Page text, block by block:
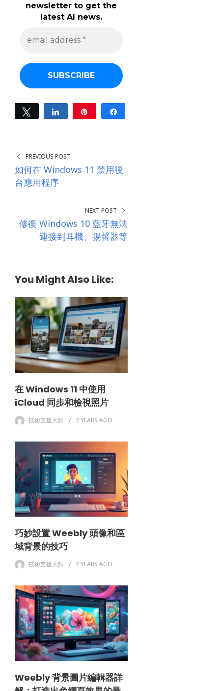
newsletter to get the
latest AI news.
a
d
r
e
s
Tweet Share
PREVIOUS POST
如何在 Windows 11 禁用後
台應用程序
NEXT POST
修復 Windows 10 藍牙無法
連接到耳機、揚聲器等
You Might Also Like:
在 Windows 11 中使用
iCloud 同步和檢視照片
技術支援大師 2 YEARS AGO
巧妙設置 Weebly 頭像和區
域背景的技巧
技術支援大師 2 YEARS AGO
Weebly 背景圖片編輯器詳